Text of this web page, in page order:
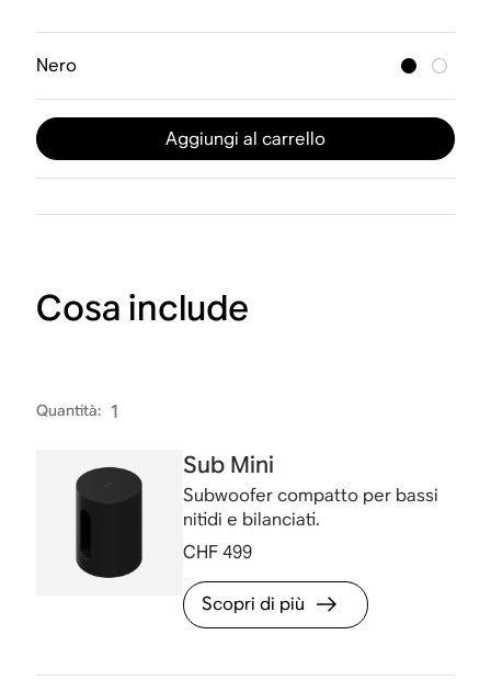
Nero
Aggiungi al carrello
Cosa include
Quantità: 1
Sub Mini
Subwoofer compatto per bassi
nitidi e bilanciati.
CHF 499
Scopri di più